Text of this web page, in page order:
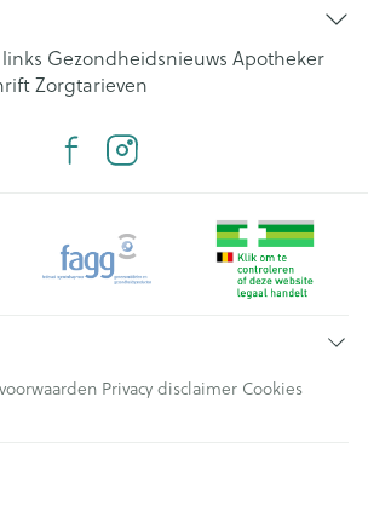
Gezondheidsnieuws Apotheker
Zorgtarieven
Privacy disclaimer Cookies